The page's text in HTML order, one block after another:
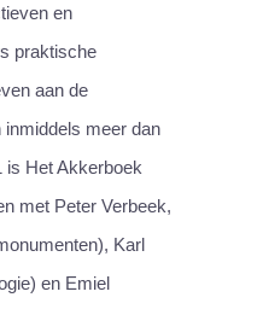
en
praktische
aan de
meer dan
is Het Akkerboek
met Peter Verbeek,
Karl
en Emiel